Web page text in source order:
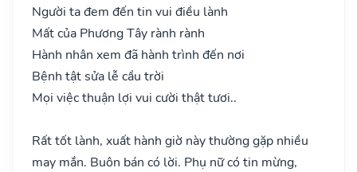
Người ta đem đến tin vui điều lành
Mất của Phương Tây rành rành
Hành nhân xem đã hành trình đến nơi
Bệnh tật sửa lễ cầu trời
Mọi việc thuận lợi vui cười thật tươi..
Rất tốt lành, xuất hành giờ này thường gặp nhiều
may mắn. Buôn bán có lời. Phụ nữ có tin mừng,